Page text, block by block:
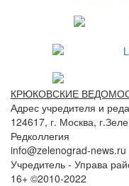
КРЮКОВСКИЕ
Адрес учредителя и
124617, г. Москва,
Редколлегия
info@zelenograd-news.ru
Учредитель - Управа
16+ ©2010-2022